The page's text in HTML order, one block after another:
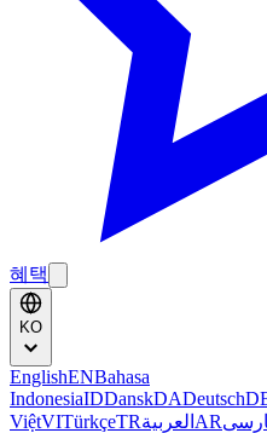
혜택
KO
EnglishENBahasa
IndonesiaIDDanskDADeutsch
ViệtVITürkçeTRالعربية AR